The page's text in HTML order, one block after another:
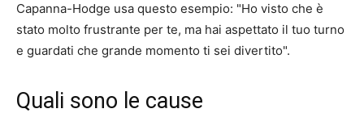
Capanna-Hodge usa questo esempio: "Ho visto che è
stato molto frustrante per te, ma hai aspettato il tuo turno
e guardati che grande momento ti sei divertito".
Quali sono le cause